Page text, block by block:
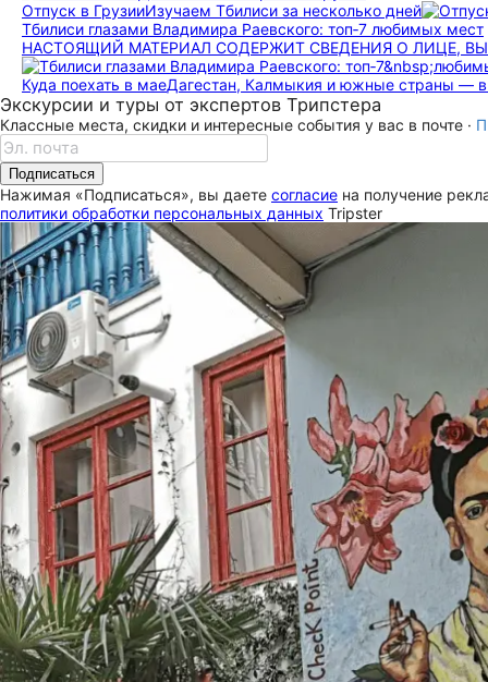
Отпуск в ГрузииИзучаем Тбилиси за несколько дней
Тбилиси глазами Владимира Раевского: топ‑7 любимых мест
НА­СТО­Я­ЩИЙ МА­ТЕ­РИ­АЛ СО­ДЕР­ЖИТ СВЕ­ДЕ­НИЯ О ЛИ­ЦЕ,
Куда поехать в маеДагестан, Калмыкия и южные страны —
Экскурсии и туры от экспертов Трипстера
Классные места, скидки и интересные события у вас в почте ·
Подписаться
Нажимая «Подписаться», вы даете согласие на получение
политики обработки персональных данных Tripster